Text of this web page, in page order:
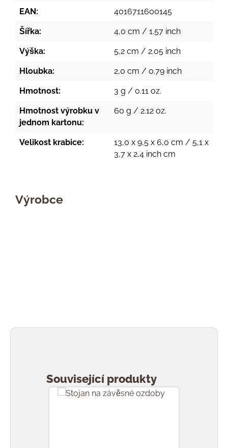
EAN: 4016711600145
Šířka: 4,0 cm / 1.57 inch
Výška: 5,2 cm / 2.05 inch
Hloubka: 2,0 cm / 0.79 inch
Hmotnost: 3 g / 0.11 oz.
Hmotnost výrobku v
jednom kartonu:
60 g / 2.12 oz.
Velikost krabice:
13,0 x 9,5 x 6,0 cm / 5,1 x
3,7 x 2,4 inch cm
Výrobce
Související produkty